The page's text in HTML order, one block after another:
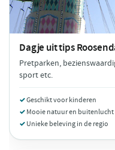
Dagje uit tips
Pretparken,
sport etc.
Geschikt voor kinderen
Mooie natuur en buitenlucht
Unieke beleving in de regio